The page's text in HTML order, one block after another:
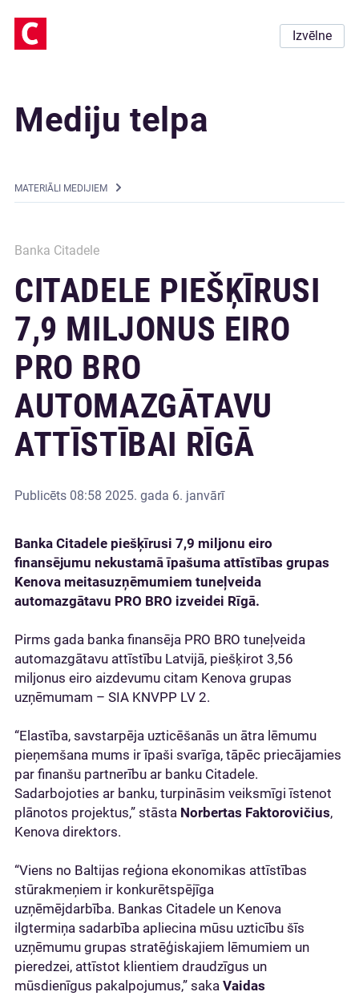
Izvēlne
Mediju telpa
MATERIĀLI MEDIJIEM
Banka Citadele
CITADELE PIEŠĶĪRUSI
7,9 MILJONUS EIRO
PRO BRO
AUTOMAZGĀTAVU
ATTĪSTĪBAI RĪGĀ
Publicēts 08:58 2025. gada 6. janvārī
Banka Citadele piešķīrusi 7,9 miljonu eiro
finansējumu nekustamā īpašuma attīstības grupas
Kenova meitasuzņēmumiem tuneļveida
automazgātavu PRO BRO izveidei Rīgā.
Pirms gada banka finansēja PRO BRO tuneļveida
automazgātavu attīstību Latvijā, piešķirot 3,56
miljonus eiro aizdevumu citam Kenova grupas
uzņēmumam – SIA KNVPP LV 2.
“Elastība, savstarpēja uzticēšanās un ātra lēmumu
pieņemšana mums ir īpaši svarīga, tāpēc priecājamies
par finanšu partnerību ar banku Citadele.
Sadarbojoties ar banku, turpināsim veiksmīgi īstenot
plānotos projektus,” stāsta Norbertas Faktorovičius,
Kenova direktors.
“Viens no Baltijas reģiona ekonomikas attīstības
stūrakmeņiem ir konkurētspējīga
uzņēmējdarbība. Bankas Citadele un Kenova
ilgtermiņa sadarbība apliecina mūsu uzticību šīs
uzņēmumu grupas stratēģiskajiem lēmumiem un
pieredzei, attīstot klientiem draudzīgus un
mūsdienīgus pakalpojumus,” saka Vaidas